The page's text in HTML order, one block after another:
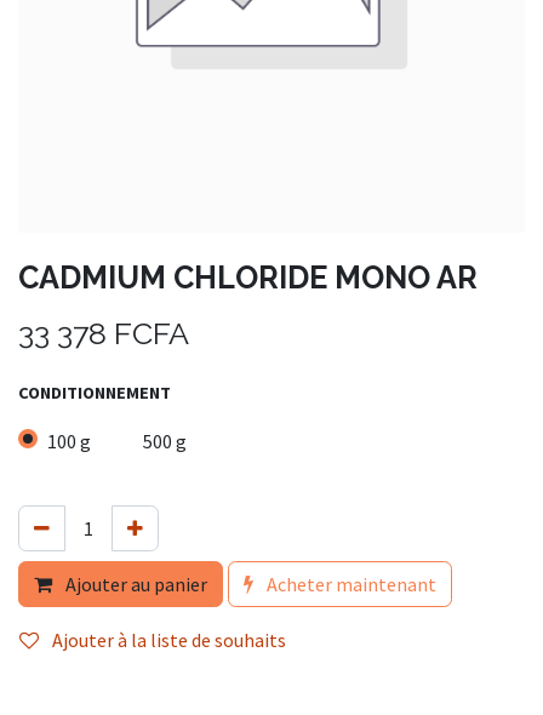
CADMIUM CHLORIDE MONO AR
33 378 FCFA
CONDITIONNEMENT
100 g 500 g
Ajouter au panier Acheter maintenant
Ajouter à la liste de souhaits